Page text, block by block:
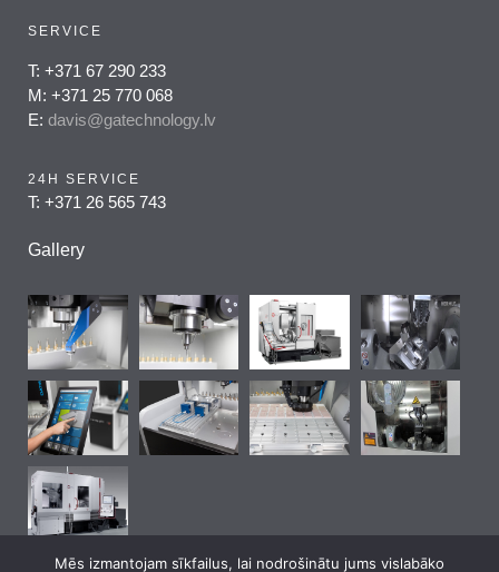
SERVICE
T: +371 67 290 233
M: +371 25 770 068
E: davis@gatechnology.lv
24H SERVICE
T: +371 26 565 743
Gallery
Mēs izmantojam sīkfailus, lai nodrošinātu jums vislabāko